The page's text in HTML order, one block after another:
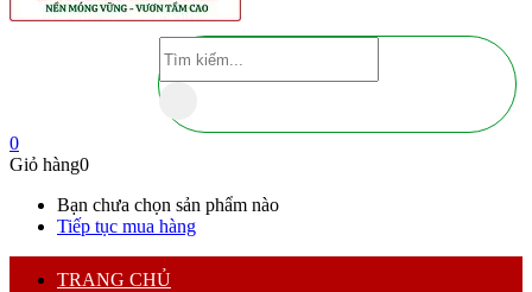
0
Giỏ hàng0
Bạn chưa chọn sản phẩm nào
Tiếp tục mua hàng
TRANG CHỦ